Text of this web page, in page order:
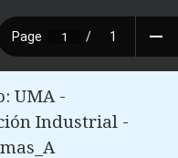
UMA -
Industrial -